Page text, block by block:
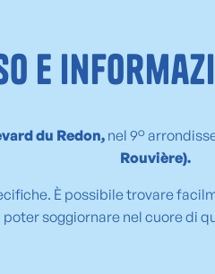
e
du Redon, nel 9°
Rouvière).
È possibile trovare
poter soggiornare nel cuore di